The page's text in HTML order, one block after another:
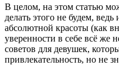
В целом, на этом статью
делать этого не будем,
абсолютной красоты (как
уверенности в себе всё же
советов для девушек,
привлекательность, но не